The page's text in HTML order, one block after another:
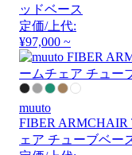
ッドベース
定価/上代:
¥97,000 ~
muuto
FIBER ARMCHAIR
ェア チューブベー